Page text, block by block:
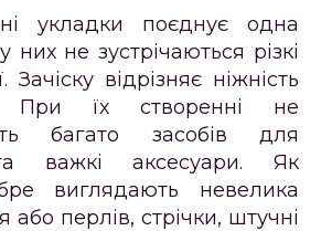
укладки поєднує одна
них не зустрічаються різкі
Зачіску відрізняє ніжність
При їх створенні не
багато засобів для
важкі аксесуари. Як
виглядають невелика
або перлів, стрічки, штучні